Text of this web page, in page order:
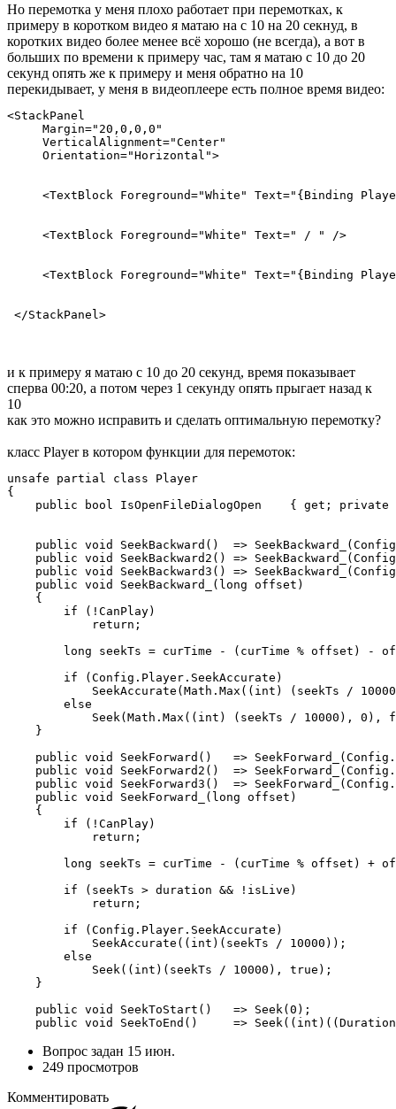
Но перемотка у меня плохо работает при перемотках, к
примеру в коротком видео я матаю на с 10 на 20 секнуд, в
коротких видео более менее всё хорошо (не всегда), а вот в
больших по времени к примеру час, там я матаю с 10 до 20
секунд опять же к примеру и меня обратно на 10
перекидывает, у меня в видеоплеере есть полное время видео:
<StackPanel
     Margin="20,0,0,0"
     VerticalAlignment="Center"
     Orientation="Horizontal">
<TextBlock Foreground="White" Text="{Binding
     <TextBlock Foreground="White" Text=" / " />
<TextBlock Foreground="White" Text="{Binding
</StackPanel>
и к примеру я матаю с 10 до 20 секунд, время показывает
сперва 00:20, а потом через 1 секунду опять прыгает назад к
10
как это можно исправить и сделать оптимальную перемотку?
класс Player в котором функции для перемоток:
unsafe partial class Player
{
public bool IsOpenFileDialogOpen    { get; private
public void SeekBackward()  =>
public void SeekBackward2() =>
public void SeekBackward3() =>
    public void SeekBackward_(long offset)
    {
        if (!CanPlay)
            return;
long seekTs = curTime - (curTime % offset) -
        if (Config.Player.SeekAccurate)
SeekAccurate(Math.Max((int) (seekTs /
        else
Seek(Math.Max((int) (seekTs / 10000), 0),
    }
public void SeekForward()   =>
public void SeekForward2()  =>
public void SeekForward3()  =>
    public void SeekForward_(long offset)
    {
        if (!CanPlay)
            return;
long seekTs = curTime - (curTime % offset) +
        if (seekTs > duration && !isLive)
            return;
        if (Config.Player.SeekAccurate)
            SeekAccurate((int)(seekTs / 10000));
        else
            Seek((int)(seekTs / 10000), true);
    }
    public void SeekToStart()   => Seek(0);
public void SeekToEnd()     =>
Вопрос задан 15 июн.
249 просмотров
Комментировать